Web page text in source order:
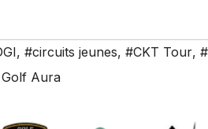
, #circuits jeunes, #CKT Tour,
Aura